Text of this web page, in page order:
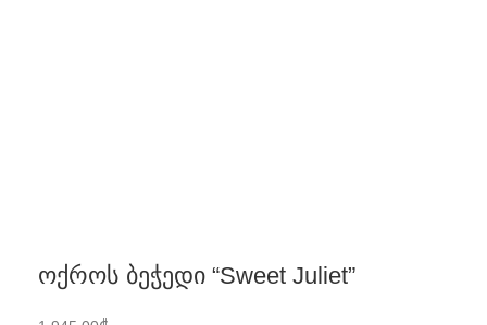
ოქროს ბეჭედი “Sweet Juliet”